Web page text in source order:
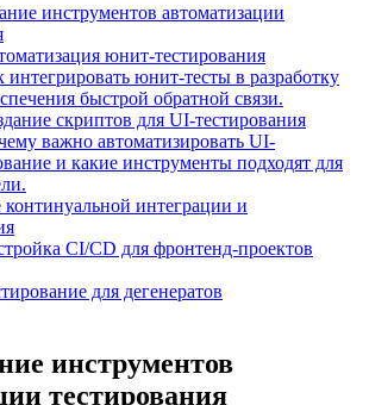
инструментов автоматизации
юнит-тестирования
интегрировать юнит-тесты в разработку
быстрой обратной связи.
скриптов для UI-тестирования
важно автоматизировать UI-
и какие инструменты подходят для
интеграции и
CI/CD для фронтенд-проектов
для дегенератов
инструментов
тестирования